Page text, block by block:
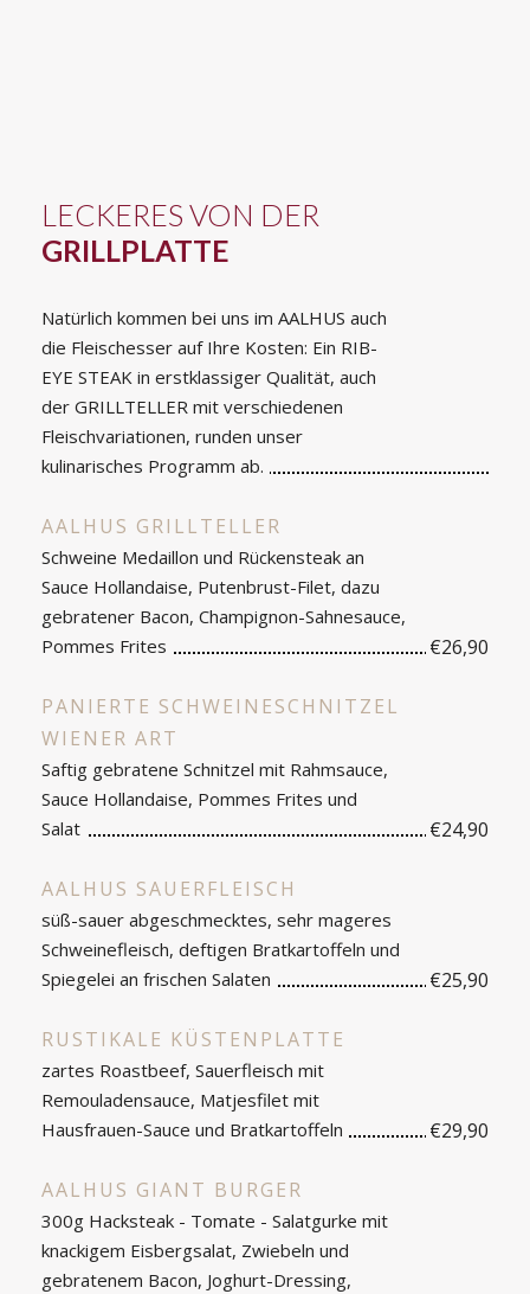
LECKERES VON DER
GRILLPLATTE
Natürlich kommen bei uns im AALHUS auch
die Fleischesser auf Ihre Kosten: Ein RIB-
EYE STEAK in erstklassiger Qualität, auch
der GRILLTELLER mit verschiedenen
Fleischvariationen, runden unser
kulinarisches Programm ab.
AALHUS GRILLTELLER
Schweine Medaillon und Rückensteak an
Sauce Hollandaise, Putenbrust-Filet, dazu
gebratener Bacon, Champignon-Sahnesauce,
Pommes Frites
€26,90
PANIERTE SCHWEINESCHNITZEL
WIENER ART
Saftig gebratene Schnitzel mit Rahmsauce,
Sauce Hollandaise, Pommes Frites und
Salat
€24,90
AALHUS SAUERFLEISCH
süß-sauer abgeschmecktes, sehr mageres
Schweinefleisch, deftigen Bratkartoffeln und
Spiegelei an frischen Salaten
€25,90
RUSTIKALE KÜSTENPLATTE
zartes Roastbeef, Sauerfleisch mit
Remouladensauce, Matjesfilet mit
Hausfrauen-Sauce und Bratkartoffeln
€29,90
AALHUS GIANT BURGER
300g Hacksteak - Tomate - Salatgurke mit
knackigem Eisbergsalat, Zwiebeln und
gebratenem Bacon, Joghurt-Dressing,